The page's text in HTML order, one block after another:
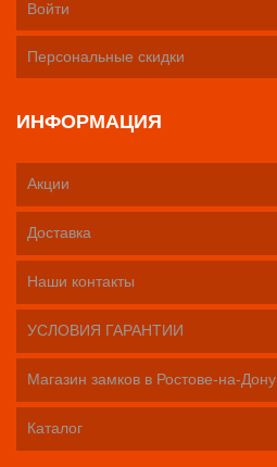
Войти
Персональные скидки
ИНФОРМАЦИЯ
Акции
Доставка
Наши контакты
УСЛОВИЯ ГАРАНТИИ
Магазин замков в Ростове-на-Дону
Каталог